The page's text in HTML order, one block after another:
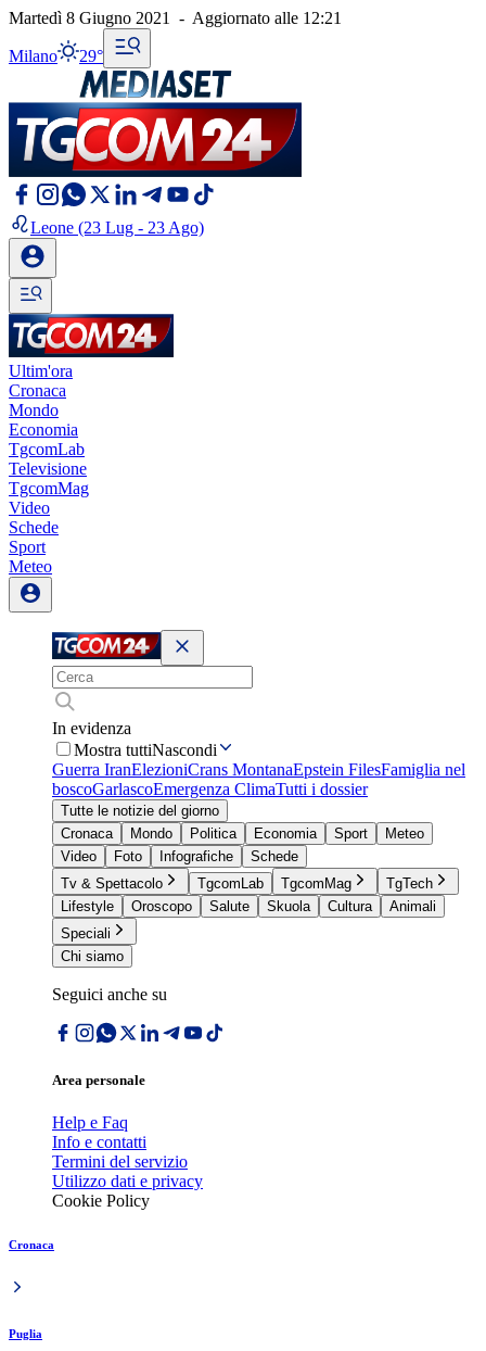
Martedì 8 Giugno 2021 - Aggiornato alle 12:21
Milano 29°
Leone (23 Lug - 23 Ago)
Ultim'ora
Cronaca
Mondo
Economia
TgcomLab
Televisione
TgcomMag
Video
Schede
Sport
Meteo
In evidenza
Mostra tuttiNascondi
Guerra IranElezioniCrans MontanaEpstein FilesFamiglia nel
boscoGarlascoEmergenza ClimaTutti i dossier
Tutte le notizie del giorno
Cronaca
Mondo Politica Economia Sport
Meteo
Video
Foto Infografiche
Schede
Tv & Spettacolo
TgcomLab TgcomMag
TgTech
Lifestyle
Oroscopo Salute Skuola Cultura
Animali
Speciali
Chi siamo
Seguici anche su
Area personale
Help e Faq
Info e contatti
Termini del servizio
Utilizzo dati e privacy
Cookie Policy
Cronaca
Puglia